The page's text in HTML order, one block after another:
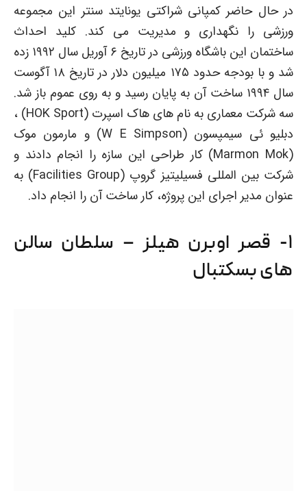
در حال حاضر کمپانی شراکتی یونایتد سنتر این مجموعه
ورزشی را نگهداری و مدیریت می کند. کلید احداث
ساختمان این باشگاه ورزشی در تاریخ ۶ آوریل سال ۱۹۹۲ زده
شد و با بودجه حدود ۱۷۵ میلیون دلار در تاریخ ۱۸ آگوست
سال ۱۹۹۴ ساخت آن به پایان رسید و به روی عموم باز شد.
سه شرکت معماری به نام های هاک اسپرت (HOK Sport) ،
دبلیو ئی سیمپسون (W E Simpson) و مارمون موک
(Marmon Mok) کار طراحی این سازه را انجام دادند و
شرکت بین المللی فسیلیتیز گروپ (Facilities Group) به
عنوان مدیر اجرای این پروژه، کار ساخت آن را انجام داد.
۱- قصر اوبرن هیلز – سلطان سالن
های بسکتبال